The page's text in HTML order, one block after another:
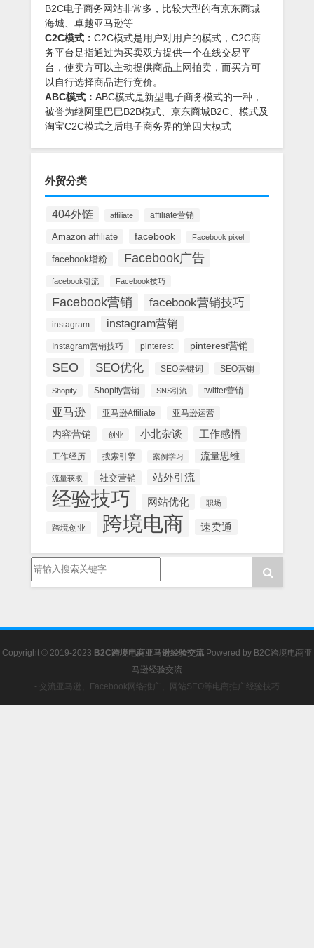
B2C电子商务网站非常多，比较大型的有京东商城
海城、卓越亚马逊等
C2C模式： C2C模式是用户对用户的模式，C2C商
务平台是指通过为买卖双方提供一个在线交易平
台，使卖方可以主动提供商品上网拍卖，而买方可
以自行选择商品进行竞价。
ABC模式： ABC模式是新型电子商务模式的一种，
被誉为继阿里巴巴B2B模式、京东商城B2C、模式及
淘宝C2C模式之后电子商务界的第四大模式
外贸分类
404外链 affiliate affiliate营销
Amazon affiliate facebook Facebook pixel
facebook增粉 Facebook广告
facebook引流 Facebook技巧
Facebook营销 facebook营销技巧
instagram instagram营销
Instagram营销技巧 pinterest pinterest营销
SEO SEO优化 SEO关键词 SEO营销
Shopify Shopify营销 SNS引流 twitter营销
亚马逊 亚马逊Affiliate 亚马逊运营
内容营销 创业 小北杂谈 工作感悟
工作经历 搜索引擎 案例学习 流量思维
流量获取 社交营销 站外引流
经验技巧 网站优化 职场
跨境创业 跨境电商 速卖通
Copyright © 2019-2023 B2C跨境电商亚马逊经验交流 Powered by B2C跨境电商亚
马逊经验交流
- 交流亚马逊、Facebook网络推广、网站SEO等电商推广经验技巧